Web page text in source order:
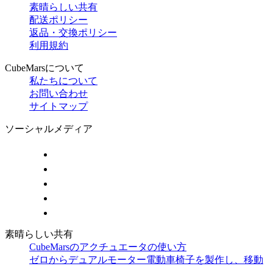
素晴らしい共有
配送ポリシー
返品・交換ポリシー
利用規約
CubeMarsについて
私たちについて
お問い合わせ
サイトマップ
ソーシャルメディア
素晴らしい共有
CubeMarsのアクチュエータの使い方
ゼロからデュアルモーター電動車椅子を製作し、移動